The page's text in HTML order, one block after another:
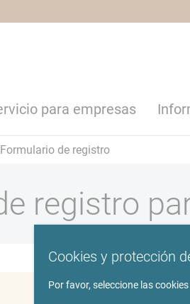
para empresas
Formulario de registro
registro
Cookies y protección
Por favor, seleccione las